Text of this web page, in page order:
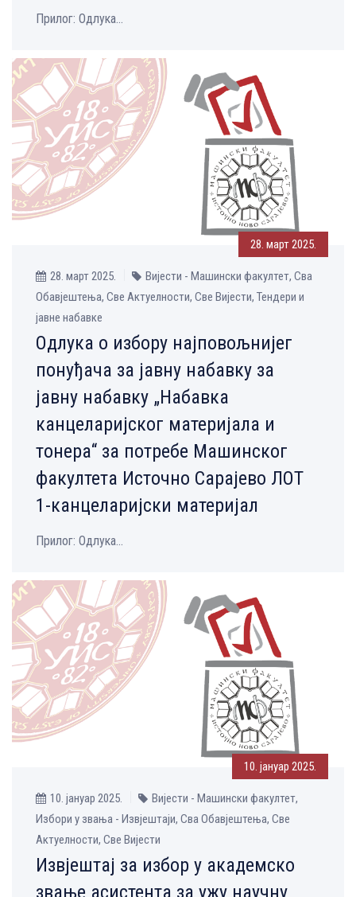
Прилог: Одлука...
28. март 2025.
28. март 2025.
Вијести - Машински факултет, Сва
Обавјештења, Све Aктуелности, Све Вијести, Тендери и
јавне набавке
Одлука о избору најповољнијег
понуђача за јавну набавку за
јавну набавку „Набавка
канцеларијског материјала и
тонера“ за потребе Машинског
факултета Источно Сарајево ЛОТ
1-канцеларијски материјал
Прилог: Одлука...
10. јануар 2025.
10. јануар 2025.
Вијести - Машински факултет,
Избори у звања - Извјештаји, Сва Обавјештења, Све
Aктуелности, Све Вијести
Извјештај за избор у академско
звање асистента за ужу научну